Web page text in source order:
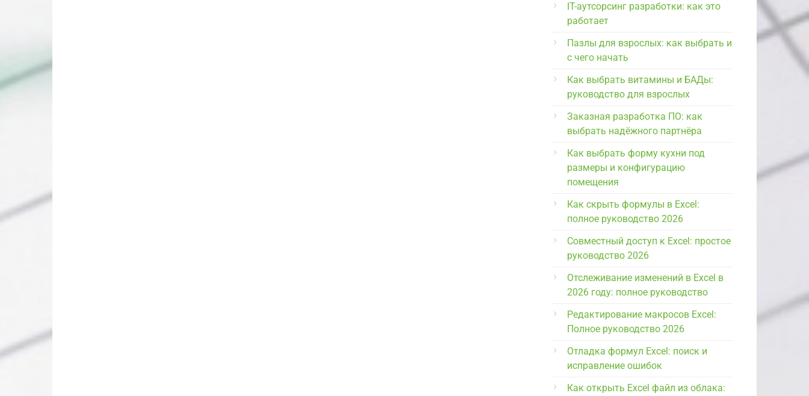
IT-аутсорсинг разработки: как это
работает
Пазлы для взрослых: как выбрать и
с чего начать
Как выбрать витамины и БАДы:
руководство для взрослых
Заказная разработка ПО: как
выбрать надёжного партнёра
Как выбрать форму кухни под
размеры и конфигурацию
помещения
Как скрыть формулы в Excel:
полное руководство 2026
Совместный доступ к Excel: простое
руководство 2026
Отслеживание изменений в Excel в
2026 году: полное руководство
Редактирование макросов Excel:
Полное руководство 2026
Отладка формул Excel: поиск и
исправление ошибок
Как открыть Excel файл из облака: